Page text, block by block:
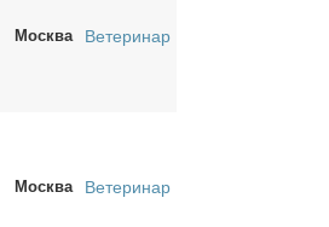
Москва Ветеринар
Москва Ветеринар